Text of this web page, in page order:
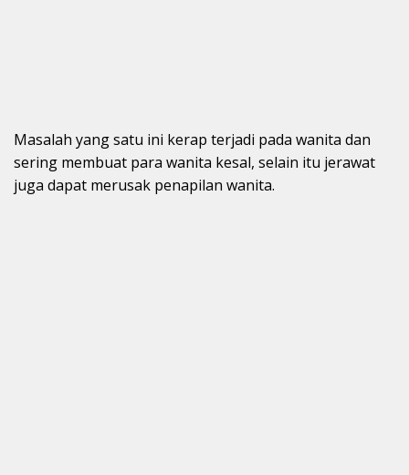
Masalah yang satu ini kerap terjadi pada wanita dan
sering membuat para wanita kesal, selain itu jerawat
juga dapat merusak penapilan wanita.